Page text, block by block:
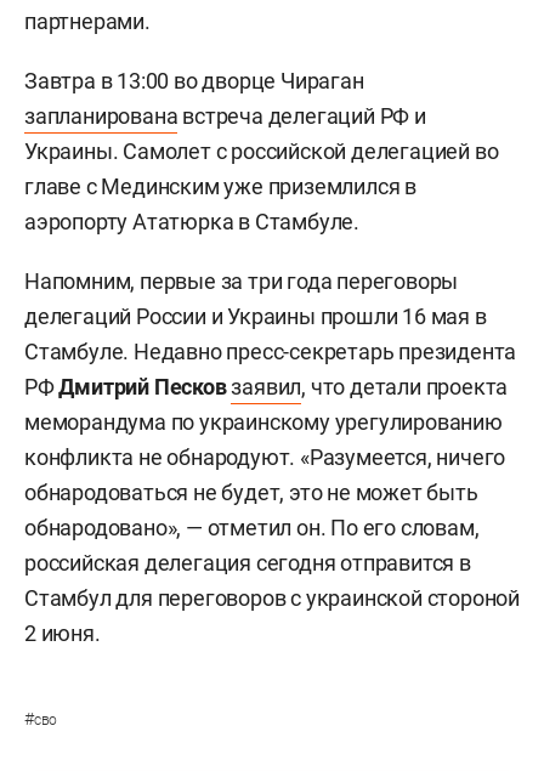
партнерами.
Завтра в 13:00 во дворце Чираган
запланирована встреча делегаций РФ и
Украины. Самолет с российской делегацией во
главе с Мединским уже приземлился в
аэропорту Ататюрка в Стамбуле.
Напомним, первые за три года переговоры
делегаций России и Украины прошли 16 мая в
Стамбуле. Недавно пресс-секретарь президента
РФДмитрий Песковзаявил, что детали проекта
меморандума по украинскому урегулированию
конфликта не обнародуют. «Разумеется, ничего
обнародоваться не будет, это не может быть
обнародовано», — отметил он. По его словам,
российская делегация сегодня отправится в
Стамбул для переговоров с украинской стороной
2 июня.
#сво